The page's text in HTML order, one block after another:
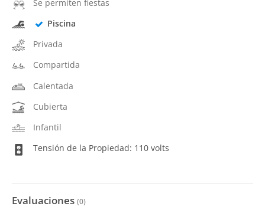
Se permiten fiestas
Piscina
Privada
Compartida
Calentada
Cubierta
Infantil
Tensión de la Propiedad: 110 volts
Evaluaciones (0)